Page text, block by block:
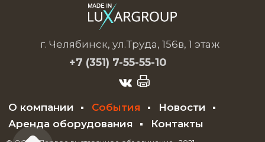
г. Челябинск, ул.Труда, 156в, 1 этаж
+7 (351) 7-55-55-10
О компании События
Новости
Аренда оборудования
Контакты